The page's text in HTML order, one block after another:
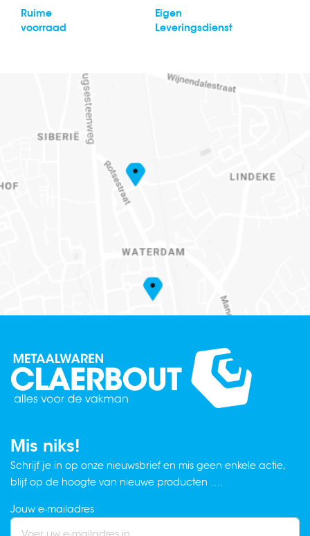
Ruime
voorraad
Eigen
Leveringsdienst
Mis niks!
Schrijf je in op onze nieuwsbrief en mis geen enkele actie,
blijf op de hoogte van nieuwe producten ….
Jouw e-mailadres